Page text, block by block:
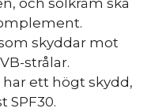
och solkräm ska
skyddar mot
strålar.
ett högt skydd,
SPF30.